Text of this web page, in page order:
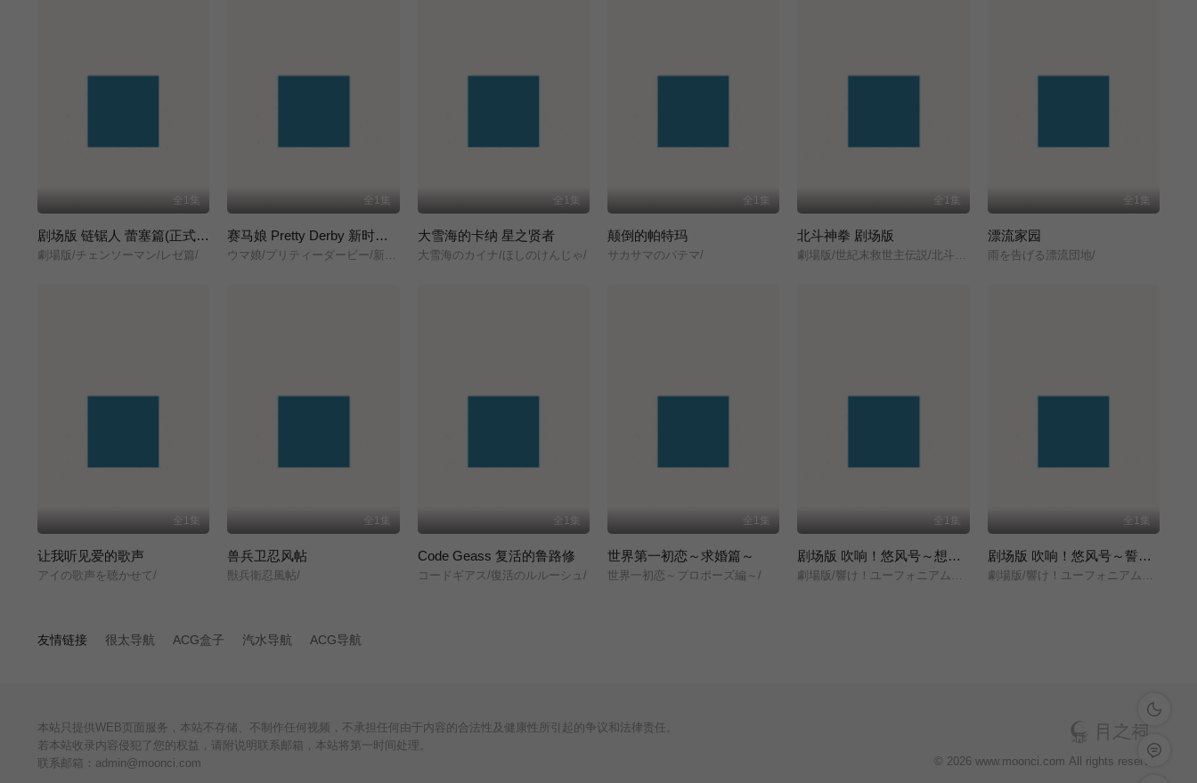
全1集
剧场版 链锯人 蕾塞篇(正式版)
劇場版/チェンソーマン/レゼ篇/
全1集
赛马娘 Pretty Derby 新时代之门
全1集
大雪海的卡纳 星之贤者
大雪海のカイナ/ほしのけんじゃ/
全1集
颠倒的帕特玛
サカサマのパテマ/
全1集
北斗神拳 剧场版
全1集
漂流家园
雨を告げる漂流団地/
全1集
让我听见爱的歌声
アイの歌声を聴かせて/
全1集
兽兵卫忍风帖
獣兵衛忍風帖/
全1集
Code Geass 复活的鲁路修
コードギアス/復活のルルーシュ/
全1集
世界第一初恋～求婚篇～
世界一初恋～プロポーズ編～/
全1集
剧场版 吹响！悠风号～想要传达的旋律～
劇場版/響け！ユーフォニアム～届けたいメロディ～/
全1集
剧场版 吹响！悠风号～誓言的终章～
劇場版/響け！ユーフォニアム～誓いのフィナーレ～/
友情链接 很太导航 ACG盒子 汽水导航 ACG导航
深色模式
留言反馈
本站只提供WEB页面服务，本站不存储、不制作任何视频，不承担任何由于内容的合法性及健康性所引起的争议和法律责任。
若本站收录内容侵犯了您的权益，请附说明联系邮箱，本站将第一时间处理。
联系邮箱：admin@moonci.com
© 2026 www.moonci.com All rights reservd.